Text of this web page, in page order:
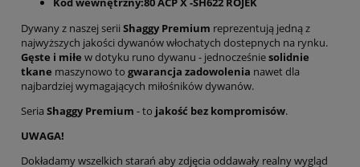
Dywany z naszej serii Shaggy Premium reprezentują jedną z
najwyższych jakości dywanów włochatych dostepnych na rynku.
Gęste i miłe w dotyku runo dywanu - jednocześniesolidnie
tkane maszynowo to gwarancja zadowolenia nawet dla
najbardziej wymagających miłośników dywanów.
Seria Shaggy Premium - to jakość bez kompromisów.
UWAGA!
Dokładamy wszelkich starań aby zdjęcia oddawały realny wygląd